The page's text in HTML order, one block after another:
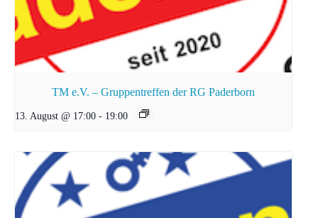
TM e.V. – Gruppentreffen der RG Paderborn
13. August @ 17:00 - 19:00